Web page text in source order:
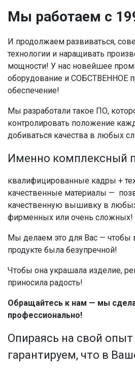
Мы работаем с
И продолжаем развиваться,
технологии и наращивать
мощности! У нас новейшее
оборудование и СОБСТВЕННОЕ
обеспечение!
Мы разработали такое ПО,
контролировать положение
добиваться качества в любых
Именно комплексный
квалифицированные кадры +
качественные материалы —
качественную вышивку в
фирменных или очень сложных!
Мы делаем это для Вас —
продукте была безупречной!
Чтобы она украшала изделие,
приносила радость!
Обращайтесь к нам — мы
профессионально!
Опираясь на свой опыт
гарантируем, что в